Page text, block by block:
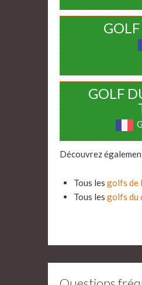
GOLF
GOLF
Découvrez
Tous les golfs de
Tous les golfs du